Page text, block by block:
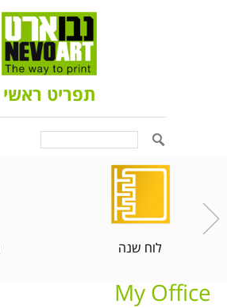
תפריט ראשי
Search
לוח שנה
My Office